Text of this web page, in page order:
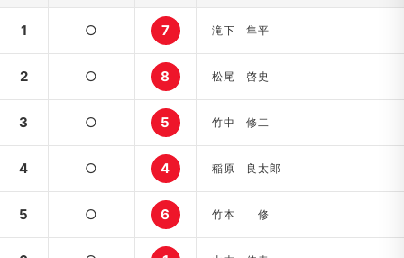
1 ○ 7 滝下 隼平
2 ○ 8 松尾 啓史
3 ○ 5 竹中 修二
4 ○ 4 稲原 良太郎
5 ○ 6 竹本 修